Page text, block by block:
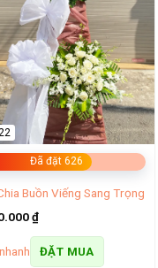
Đã đặt 626
Buồn Viếng Sang Trọng
₫
ĐẶT MUA